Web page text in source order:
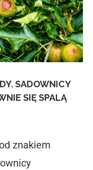
SADOWNICY
SIĘ SPALĄ
znakiem